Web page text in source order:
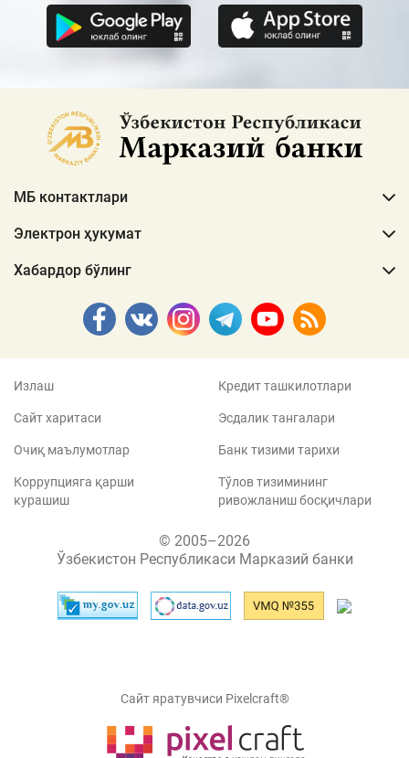
МБ контактлари
Электрон ҳукумат
Хабардор бўлинг
Излаш
Сайт харитаси
Очиқ маълумотлар
Коррупцияга қарши
курашиш
Кредит ташкилотлари
Эсдалик тангалари
Банк тизими тарихи
Тўлов тизимининг
ривожланиш босқичлари
© 2005–2026
Ўзбекистон Республикаси Марказий банки
Сайт яратувчиси Pixelcraft®